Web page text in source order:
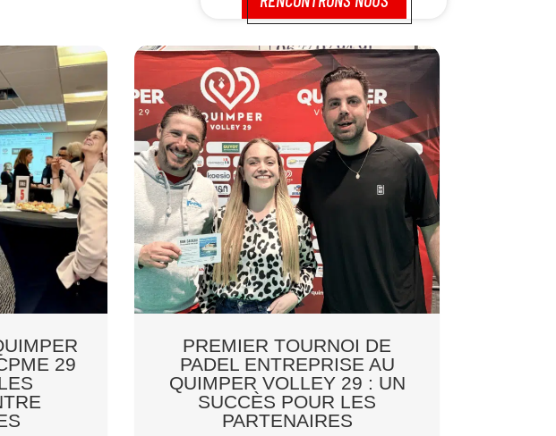
29
PREMIER TOURNOI DE
PADEL ENTREPRISE AU
QUIMPER VOLLEY 29 : UN
SUCCÈS POUR LES
PARTENAIRES